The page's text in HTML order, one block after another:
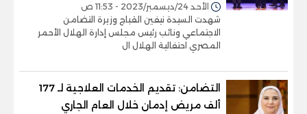
الأحد 24/ديسمبر/2023 - 11:53 ص
شهدت السيدة نيفين القباج وزيرة التضامن
الاجتماعي ونائب رئيس مجلس إدارة الهلال الأحمر
المصري احتفالية الهلال ال
التضامن: تقديم الخدمات العلاجية لـ 177
ألف مريض إدمان خلال العام الجاري